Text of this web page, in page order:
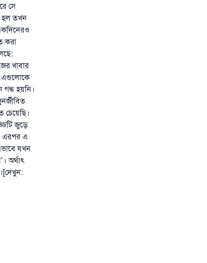
সে
হল তখন
করা
খাবার
এগুলোকে
গন্ধ হয়নি।
চেয়েছি।
জুড়ে
এরপর এ
যখন
অর্থাৎ